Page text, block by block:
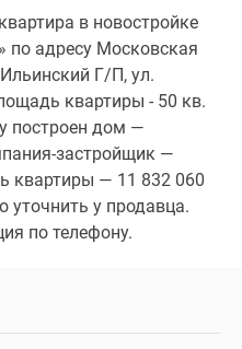
в новостройке
адресу Московская
Г/П, ул.
квартиры - 50 кв.
построен дом —
застройщик —
квартиры — 11 832 060
у продавца.
по телефону.